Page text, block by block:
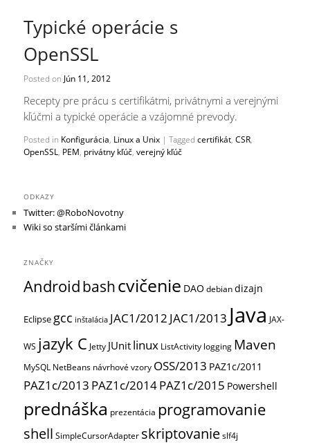
Typické operácie s
OpenSSL
Posted on Jún 11, 2012
Recepty pre prácu s certifikátmi, privátnymi a verejnými
kľúčmi a typické operácie a vzájomné prevody.
Posted in Konfigurácia, Linux a Unix |Tagged certifikát,CSR,
OpenSSL, PEM, privátny kľúč,verejný kľúč
ODKAZY
Twitter: @RoboNovotny
Wiki so staršími článkami
ZNAČKY
Androidbashcvičenie DAO debiandizajn
Eclipse gcc inštalácia JAC1/2012 JAC1/2013 Java JAX-
WS jazyk C Jetty JUnit linux ListActivity logging Maven
MySQL NetBeans návrhové vzory OSS/2013 PAZ1c/2011
PAZ1c/2013 PAZ1c/2014PAZ1c/2015 Powershell
prednáška prezentácia programovanie
shell SimpleCursorAdapter skriptovanieslf4j